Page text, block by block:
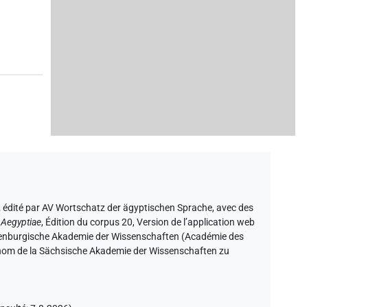
édité par AV Wortschatz der ägyptischen Sprache,avec des
, Édition du corpus 20, Version de l’application web
Akademie der Wissenschaften (Académie des
de la Sächsische Akademie der Wissenschaften zu